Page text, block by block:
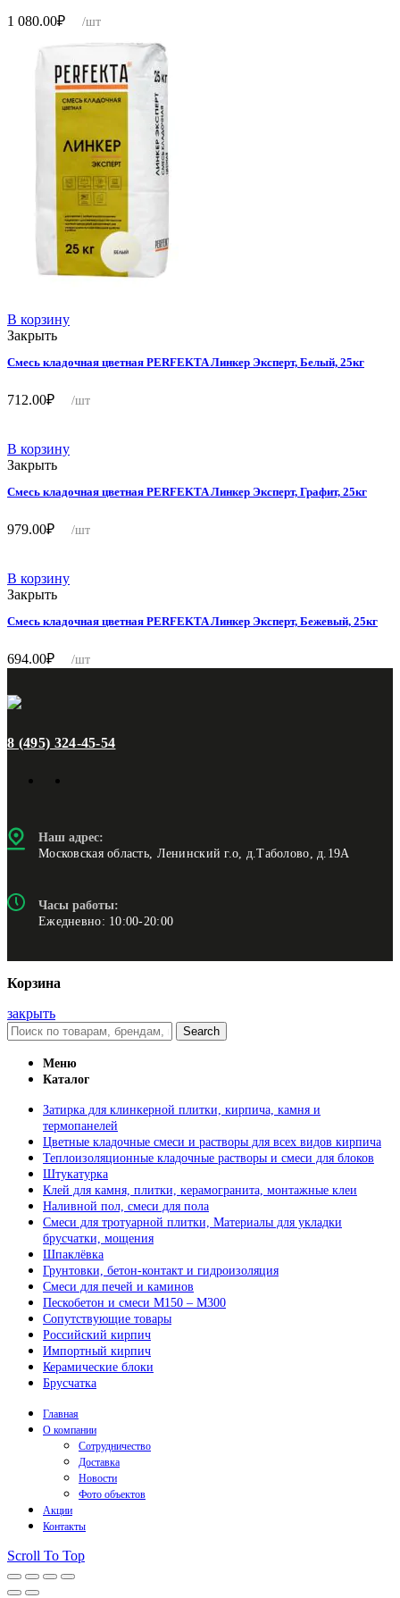
1 080.00₽ /шт
В корзину
Закрыть
Смесь кладочная цветная PERFEKTA Линкер Эксперт, Белый, 25кг
712.00₽ /шт
В корзину
Закрыть
Смесь кладочная цветная PERFEKTA Линкер Эксперт, Графит, 25кг
979.00₽ /шт
В корзину
Закрыть
Смесь кладочная цветная PERFEKTA Линкер Эксперт, Бежевый, 25кг
694.00₽ /шт
8 (495) 324-45-54
Наш адрес:
Московская область, Ленинский г.о, д.Таболово, д.19А
Часы работы:
Ежедневно: 10:00-20:00
Корзина
закрыть
Search
Меню
Каталог
Затирка для клинкерной плитки, кирпича, камня и
термопанелей
Цветные кладочные смеси и растворы для всех видов кирпича
Теплоизоляционные кладочные растворы и смеси для блоков
Штукатурка
Клей для камня, плитки, керамогранита, монтажные клеи
Наливной пол, смеси для пола
Смеси для тротуарной плитки, Материалы для укладки
брусчатки, мощения
Шпаклёвка
Грунтовки, бетон-контакт и гидроизоляция
Смеси для печей и каминов
Пескобетон и смеси М150 – М300
Сопутствующие товары
Российский кирпич
Импортный кирпич
Керамические блоки
Брусчатка
Главная
О компании
Сотрудничество
Доставка
Новости
Фото объектов
Акции
Контакты
Scroll To Top